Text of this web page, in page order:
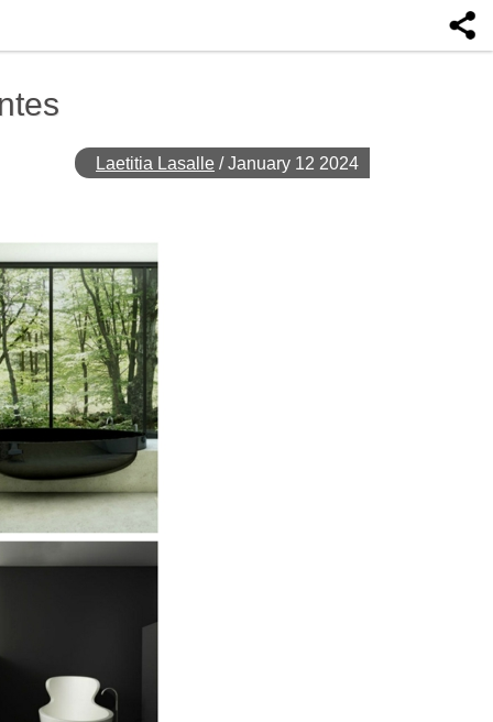
Laetitia Lasalle /January 12 2024